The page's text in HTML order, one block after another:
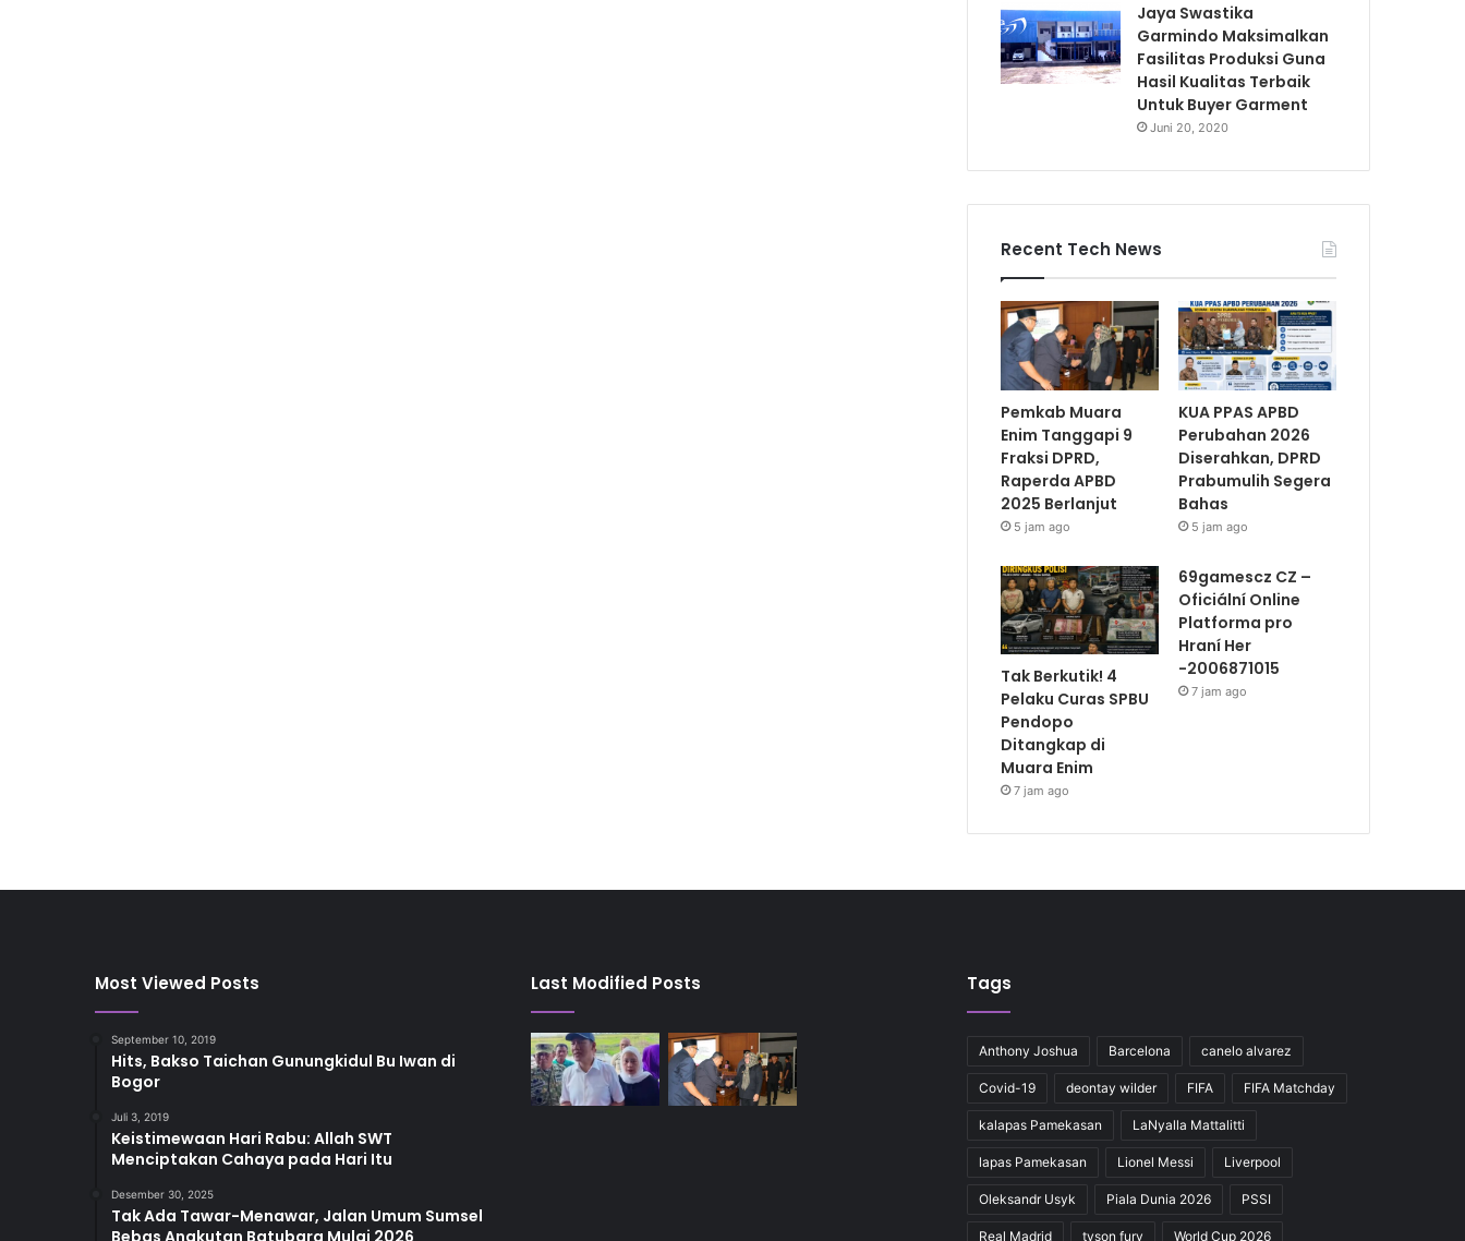
Jaya Swastika
Garmindo Maksimalkan
Fasilitas Produksi Guna
Hasil Kualitas Terbaik
Untuk Buyer Garment
Juni 20, 2020
Recent Tech News
Pemkab Muara
Enim Tanggapi 9
Fraksi DPRD,
Raperda APBD
2025 Berlanjut
5 jam ago
KUA PPAS APBD
Perubahan 2026
Diserahkan, DPRD
Prabumulih Segera
Bahas
5 jam ago
Tak Berkutik! 4
Pelaku Curas SPBU
Pendopo
Ditangkap di
Muara Enim
7 jam ago
69gamescz CZ –
Oficiální Online
Platforma pro
Hraní Her
-2006871015
7 jam ago
Most Viewed Posts
September 10, 2019
Hits, Bakso Taichan Gunungkidul Bu Iwan di
Bogor
Juli 3, 2019
Keistimewaan Hari Rabu: Allah SWT
Menciptakan Cahaya pada Hari Itu
Desember 30, 2025
Tak Ada Tawar-Menawar, Jalan Umum Sumsel
Last Modified Posts Tags
Anthony Joshua Barcelona canelo alvarez
Covid-19 deontay wilder FIFA FIFA Matchday
kalapas Pamekasan LaNyalla Mattalitti
lapas Pamekasan Lionel Messi Liverpool
Oleksandr Usyk Piala Dunia 2026 PSSI
Real Madrid tyson fury World Cup 2026